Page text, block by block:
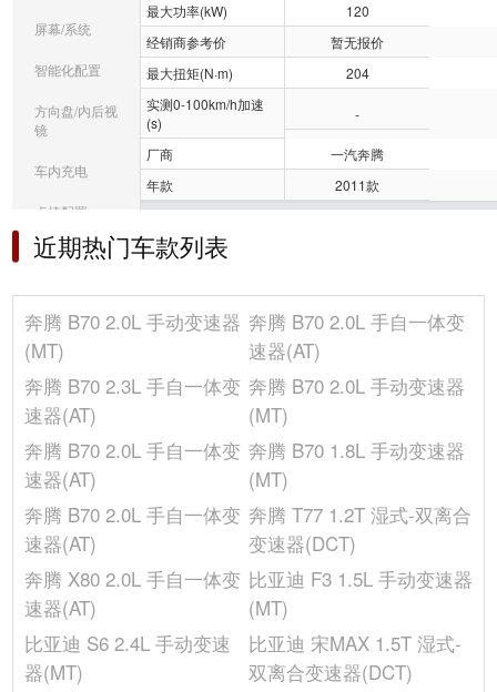
屏幕/系统
智能化配置
方向盘/内后视
镜
车内充电
桌椅配置
音响/车内灯光
冰箱/空调
选装包
其它
最大功率(kW)
120
经销商参考价
暂无报价
最大扭矩(N·m)
204
实测0-100km/h加速
(s)
-
厂商
一汽奔腾
年款
2011款
行李厢容积(L)
-
最小离地间隙(mm)
145
长度(mm)
4705
轴距(mm)
2675
车身结构
4门5座三厢车
5
高度(mm)
1465
后轮距(mm)
1540
近期热门车款列表
奔腾 B70 2.0L 手动变速器
(MT)
奔腾 B70 2.0L 手自一体变
速器(AT)
奔腾 B70 2.3L 手自一体变
速器(AT)
奔腾 B70 2.0L 手动变速器
(MT)
奔腾 B70 2.0L 手自一体变
速器(AT)
奔腾 B70 1.8L 手动变速器
(MT)
奔腾 B70 2.0L 手自一体变
速器(AT)
奔腾 T77 1.2T 湿式-双离合
变速器(DCT)
奔腾 X80 2.0L 手自一体变
速器(AT)
比亚迪 F3 1.5L 手动变速器
(MT)
比亚迪 S6 2.4L 手动变速
器(MT)
比亚迪 宋MAX 1.5T 湿式-
双离合变速器(DCT)